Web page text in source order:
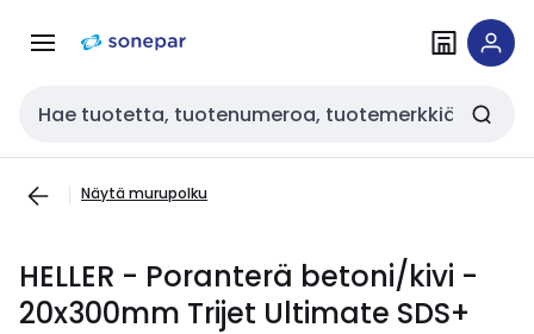
navigointiinsisältöön
Haku
Näytä murupolku
HELLER - Poranterä betoni/kivi -
20x300mm Trijet Ultimate SDS+